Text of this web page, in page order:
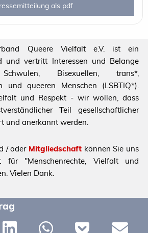
als pdf
Queere Vielfalt e.V. ist ein
und vertritt Interessen und Belange
Bisexuellen, trans*,
und queeren Menschen (LSBTIQ*).
und Respekt - wir wollen, dass
Teil gesellschaftlicher
und anerkannt werden.
/ oder Mitgliedschaft können Sie uns
für "Menschenrechte, Vielfalt und
Vielen Dank.